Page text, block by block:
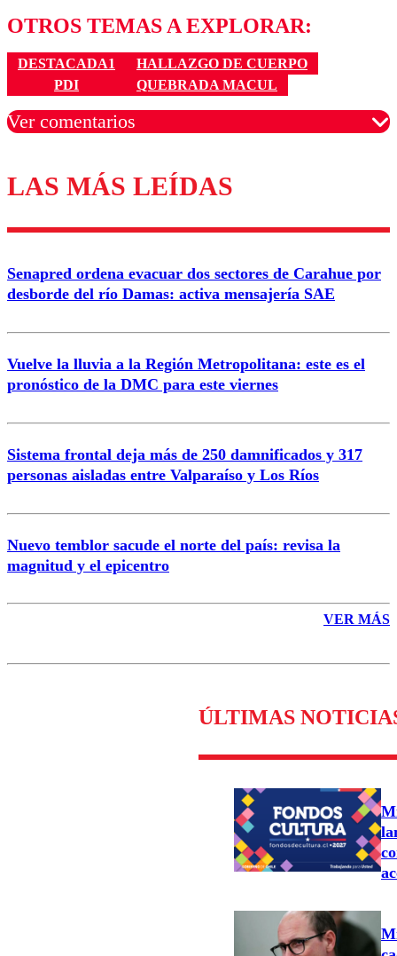
OTROS TEMAS A EXPLORAR:
DESTACADA1
HALLAZGO DE CUERPO
PDI
QUEBRADA MACUL
Ver comentarios
Los comentarios son moderados para garantizar un
diálogo respetuoso.
Correo
Enviar comentario
LAS MÁS LEÍDAS
Senapred ordena evacuar dos sectores de Carahue por
desborde del río Damas: activa mensajería SAE
Vuelve la lluvia a la Región Metropolitana: este es el
pronóstico de la DMC para este viernes
Sistema frontal deja más de 250 damnificados y 317
personas aisladas entre Valparaíso y Los Ríos
Nuevo temblor sacude el norte del país: revisa la
magnitud y el epicentro
VER MÁS
ÚLTIMAS